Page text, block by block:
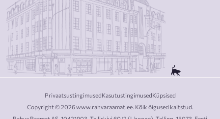
Copyright © 2026 www.rahvaraamat.ee. Kõik õigused kaitstud.
PrivaatsustingimusedKasutustingimusedKüpsised